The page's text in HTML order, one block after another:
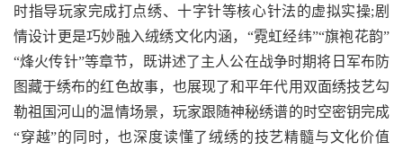
时指导玩家完成打点绣、十字针等核心针法的虚拟实操;剧
情设计更是巧妙融入绒绣文化内涵，“霓虹经纬”“旗袍花韵”
“烽火传针”等章节，既讲述了主人公在战争时期将日军布防
图藏于绣布的红色故事，也展现了和平年代用双面绣技艺勾
勒祖国河山的温情场景，玩家跟随神秘绣谱的时空密钥完成
“穿越”的同时，也深度读懂了绒绣的技艺精髓与文化价值